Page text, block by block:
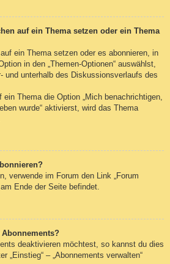
auf ein Thema setzen oder ein Thema
ein Thema setzen oder es abonnieren, in
in den „Themen-Optionen“ auswählst,
und unterhalb des Diskussionsverlaufs des
Thema die Option „Mich benachrichtigen,
wurde“ aktivierst, wird das Thema
verwende im Forum den Link „Forum
Ende der Seite befindet.
deaktivieren möchtest, so kannst du dies
„Einstieg“ – „Abonnements verwalten“